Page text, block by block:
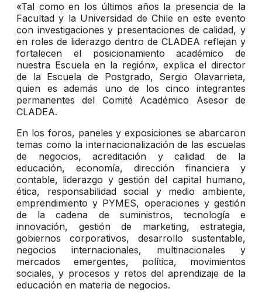
«Tal como en los últimos años la presencia de la
Facultad y la Universidad de Chile en este evento
con investigaciones y presentaciones de calidad, y
en roles de liderazgo dentro de CLADEA reflejan y
fortalecen el posicionamiento académico de
nuestra Escuela en la región», explica el director
de la Escuela de Postgrado, Sergio Olavarrieta,
quien es además uno de los cinco integrantes
permanentes del Comité Académico Asesor de
CLADEA.
En los foros, paneles y exposiciones se abarcaron
temas como la internacionalización de las escuelas
de negocios, acreditación y calidad de la
educación, economía, dirección financiera y
contable, liderazgo y gestión del capital humano,
ética, responsabilidad social y medio ambiente,
emprendimiento y PYMES, operaciones y gestión
de la cadena de suministros, tecnología e
innovación, gestión de marketing, estrategia,
gobiernos corporativos, desarrollo sustentable,
negocios internacionales, multinacionales y
mercados emergentes, política, movimientos
sociales, y procesos y retos del aprendizaje de la
educación en materia de negocios.